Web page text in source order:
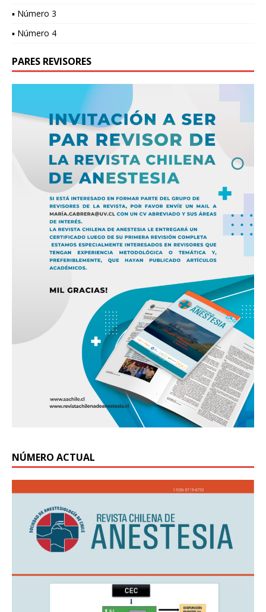
▪ Número 3
▪ Número 4
PARES REVISORES
NÚMERO ACTUAL